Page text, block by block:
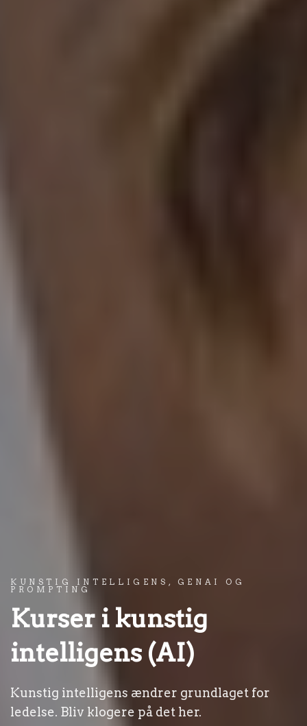
KUNSTIG INTELLIGENS, GENAI OG
PROMPTING
Kurser i kunstig
intelligens (AI)
Kunstig intelligens ændrer grundlaget for
ledelse. Bliv klogere på det her.